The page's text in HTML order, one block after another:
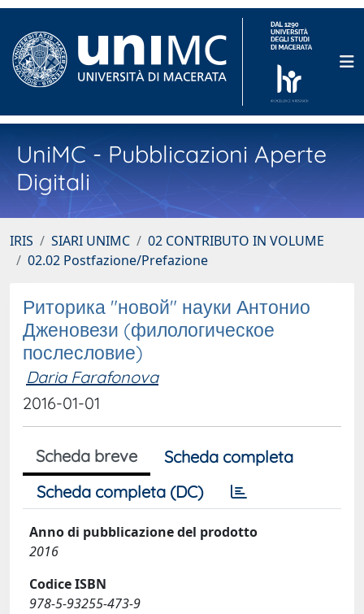
UniMC - Pubblicazioni Aperte
Digitali
IRIS SIARI UNIMC
02 CONTRIBUTO IN VOLUME
02.02 Postfazione/Prefazione
Риторика "новой" науки Антонио
Дженовези (филологическое
послесловие)
Daria Farafonova
2016-01-01
Scheda breve
Scheda completa
Scheda completa (DC)
Anno di pubblicazione del prodotto
2016
Codice ISBN
978-5-93255-473-9